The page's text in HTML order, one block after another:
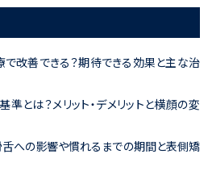
で改善できる？期待できる効果と主な治
とは？メリット・デメリットと横顔の変
への影響や慣れるまでの期間と表側矯